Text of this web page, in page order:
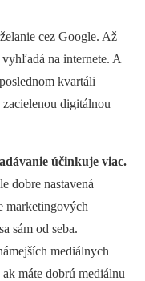
cez Google. Až
na internete. A
kvartáli
zacielenou digitálnou
účinkuje viac.
dobre nastavená
marketingových
sám od seba.
mediálnych
máte dobrú mediálnu